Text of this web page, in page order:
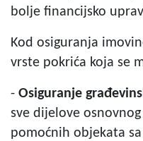
bolje financijsko
Kod osiguranja
vrste pokrića koja se
- Osiguranje
sve dijelove
pomoćnih objekata